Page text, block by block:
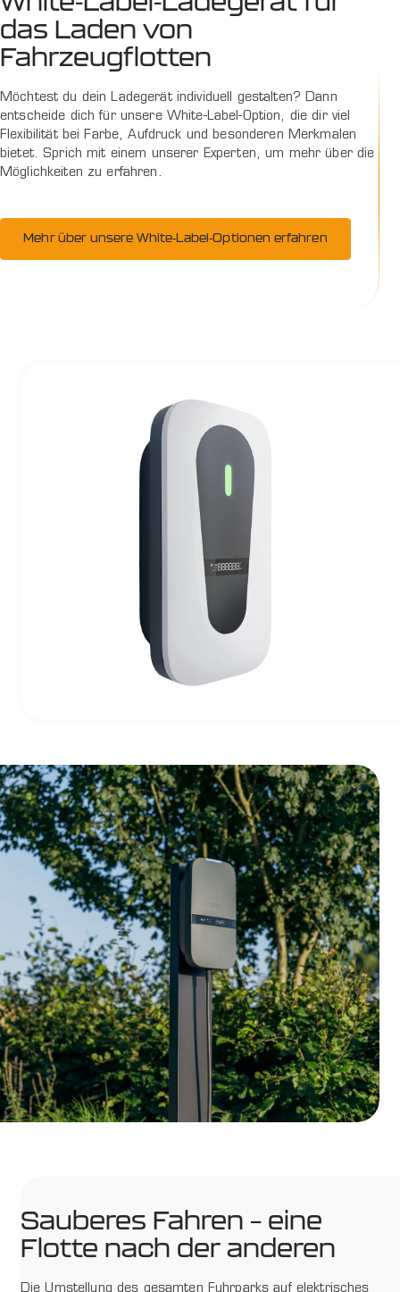
das Laden von
Fahrzeugflotten
Möchtest du dein Ladegerät individuell gestalten? Dann
entscheide dich für unsere White-Label-Option, die dir viel
Flexibilität bei Farbe, Aufdruck und besonderen Merkmalen
bietet. Sprich mit einem unserer Experten, um mehr über die
Möglichkeiten zu erfahren.
Mehr über unsere White-Label-Optionen erfahren
Sauberes Fahren – eine
Flotte nach der anderen
Die Umstellung des gesamten Fuhrparks auf elektrisches